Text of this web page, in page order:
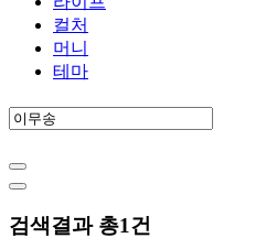
컬처
머니
테마
검색결과 총1건